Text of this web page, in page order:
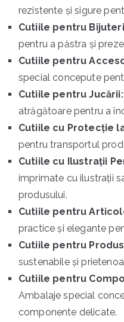
rezistente și sigure
Cutiile pentru
pentru a păstra și
Cutiile pentru
special concepute
Cutiile pentru Jucării:
atrăgătoare pentru a
Cutiile cu Protecție
pentru transportul
Cutiile cu Ilustrații
imprimate cu ilustrații
produsului.
Cutiile pentru
practice și elegante
Cutiile pentru
sustenabile și
Cutiile pentru
Ambalaje special
componente delicate.